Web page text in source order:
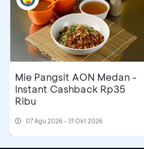
Mie Pangsit AON Medan -
Instant Cashback Rp35
Ribu
07 Agu 2026 - 31 Okt 2026